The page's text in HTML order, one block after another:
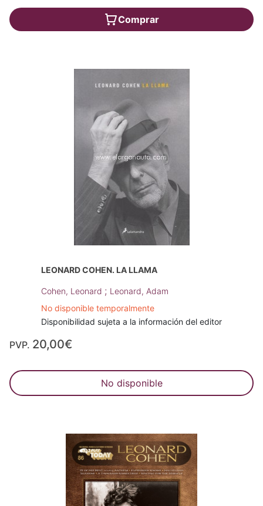
Comprar
LEONARD COHEN. LA LLAMA
Cohen, Leonard ; Leonard, Adam
No disponible temporalmente
Disponibilidad sujeta a la información del editor
PVP. 20,00€
No disponible